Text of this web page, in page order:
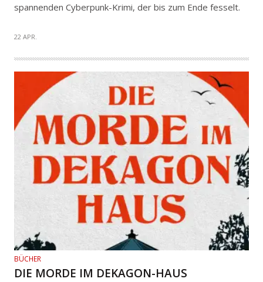
spannenden Cyberpunk-Krimi, der bis zum Ende fesselt.
22 APR.
BÜCHER
DIE MORDE IM DEKAGON-HAUS